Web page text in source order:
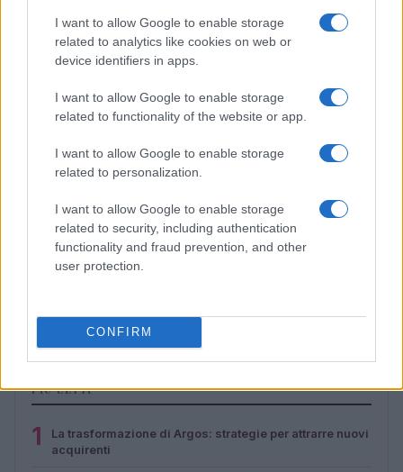
I want to allow Google to enable storage
related to analytics like cookies on web or
device identifiers in apps.
I want to allow Google to enable storage
related to functionality of the website or app.
I want to allow Google to enable storage
related to personalization.
I want to allow Google to enable storage
related to security, including authentication
functionality and fraud prevention, and other
user protection.
CONFIRM
TELEVISIONE
Boat People: la missione italiana che salvò centinaia di
Cristian Castiglioni · 7 Ago 2026
PIÙ LETTI
1
La trasformazione di Argos: strategie per attrarre nuovi
acquirenti